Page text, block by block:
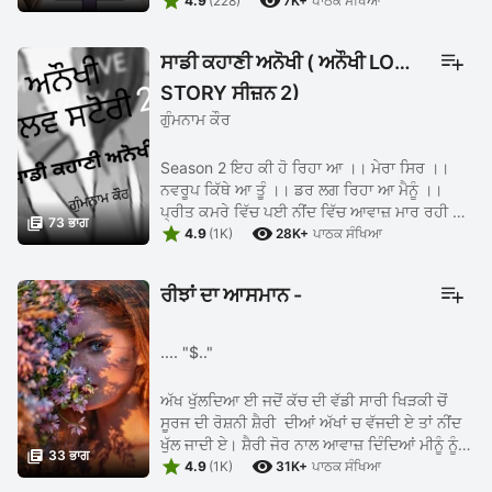
 73 ਭਾਗ
ਸਾਡੀ ਕਹਾਣੀ ਅਨੋਖੀ ( ਅਨੌਖੀ LOVE
STORY ਸੀਜ਼ਨ 2)
ਗੁੰਮਨਾਮ ਕੌਰ
Season 2 ਇਹ ਕੀ ਹੋ ਰਿਹਾ ਆ ।। ਮੇਰਾ ਸਿਰ ।।
ਨਵਰੂਪ ਕਿੱਥੇ ਆ ਤੂੰ ।। ਡਰ ਲਗ ਰਿਹਾ ਆ ਮੈਨੂੰ ।।
ਪ੍ਰੀਤ ਕਮਰੇ ਵਿੱਚ ਪਈ ਨੀਂਦ ਵਿੱਚ ਆਵਾਜ਼ ਮਾਰ ਰਹੀ ਸੀ
।। ...
 4.9 (1K)  28K+ ਪਾਠਕ ਸੰਖਿਆ
 33 ਭਾਗ
ਰੀਝਾਂ ਦਾ ਆਸਮਾਨ -
.... "$.."
ਅੱਖ ਖੁੱਲਦਿਆ ਈ ਜਦੋਂ ਕੱਚ ਦੀ ਵੱਡੀ ਸਾਰੀ ਖਿੜਕੀ ਚੋਂ
ਸੂਰਜ ਦੀ ਰੋਸ਼ਨੀ ਸ਼ੈਰੀ ਦੀਆਂ ਅੱਖਾਂ ਚ ਵੱਜਦੀ ਏ ਤਾਂ ਨੀਂਦ
ਖੁੱਲ ਜਾਦੀ ਏ। ਸ਼ੈਰੀ ਜੋਰ ਨਾਲ ਆਵਾਜ਼ ਦਿੰਦਿਆਂ ਮੀਨੂੰ ਨੂੰ
ਕਹਿੰਦੀ ਏ, ਦੀਦੀ ਤੁਸੀਂ ਪਰਦਾ ਕਿਉਂ ਹਟਾ ਦਿੱਤਾ। ਅੱਜ ਤੇ
 4.9 (1K)  31K+ ਪਾਠਕ ਸੰਖਿਆ